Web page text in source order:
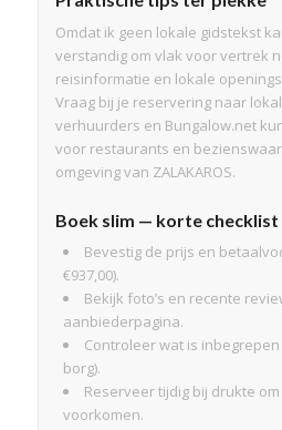
Omdat ik geen lokale gidstekst
verstandig om vlak voor vertrek
reisinformatie en lokale
Vraag bij je reservering naar
verhuurders en Bungalow.net
voor restaurants en
omgeving van ZALAKAROS.
Boek slim — korte checklist
Bevestig de prijs en
€937,00).
Bekijk foto’s en recente
aanbiederpagina.
Controleer wat is
borg).
Reserveer tijdig bij drukte
voorkomen.